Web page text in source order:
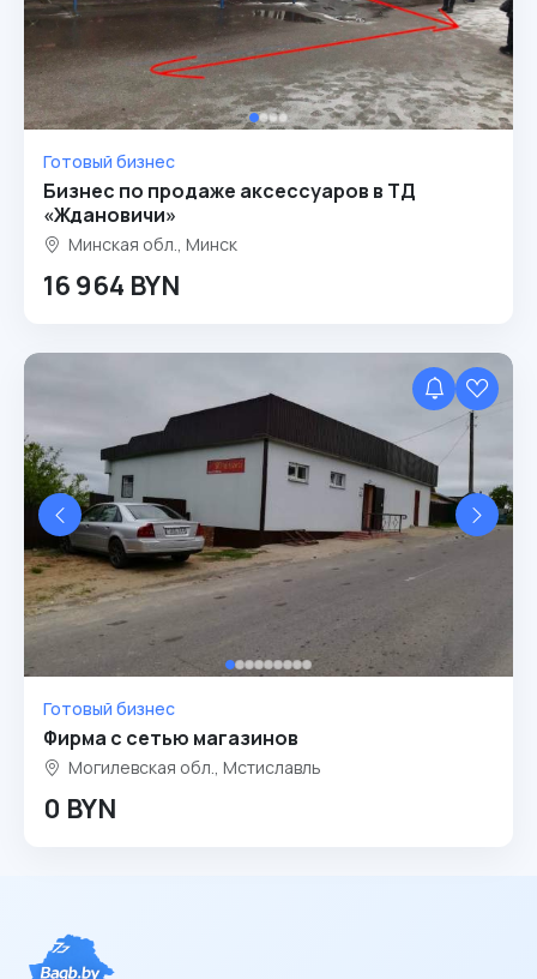
Готовый бизнес
Бизнес по продаже аксессуаров в ТД
«Ждановичи»
Минская обл., Минск
16 964 BYN
Готовый бизнес
Фирма с сетью магазинов
Могилевская обл., Мстиславль
0 BYN